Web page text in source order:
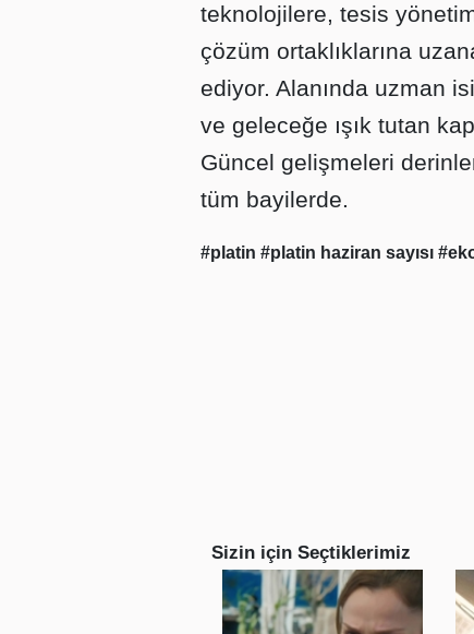
teknolojilere, tesis
çözüm ortaklıklarına
ediyor. Alanında uzman
ve geleceğe ışık tutan
Güncel gelişmeleri
tüm bayilerde.
#platin #platin haziran sayısı
Sizin için Seçtiklerimiz